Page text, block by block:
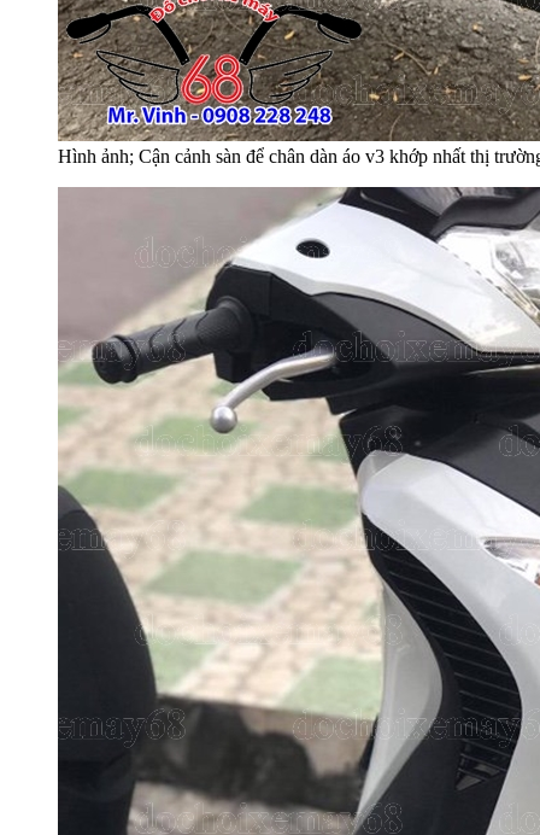
Hình ảnh; Cận cảnh sàn để chân dàn áo v3 khớp nhất thị